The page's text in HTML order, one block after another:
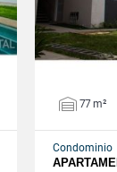
77 m²
Condominio